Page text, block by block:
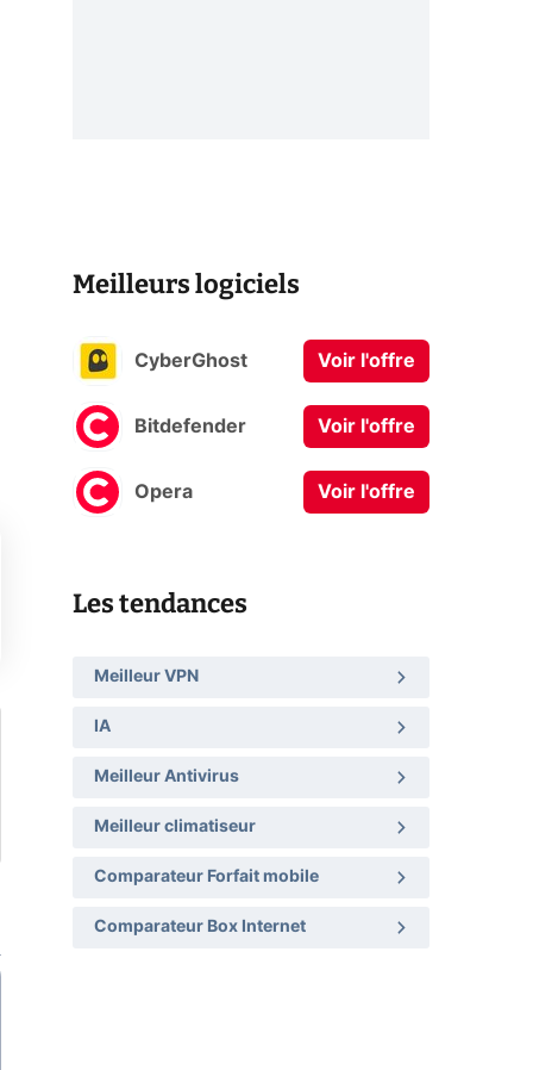
Meilleurs logiciels
CyberGhost Voir l'offre
Bitdefender Voir l'offre
Opera Voir l'offre
Les tendances
Meilleur VPN
IA
Meilleur Antivirus
Meilleur climatiseur
Comparateur Forfait mobile
Comparateur Box Internet